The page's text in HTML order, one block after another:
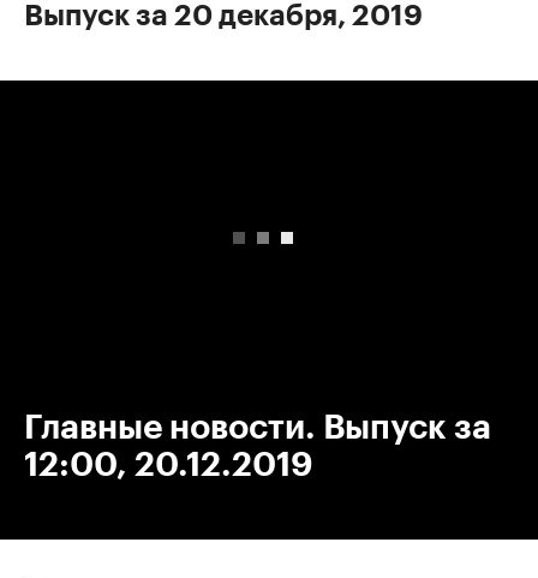
Выпуск за 20 декабря, 2019
Главные новости. Выпуск за
12:00, 20.12.2019